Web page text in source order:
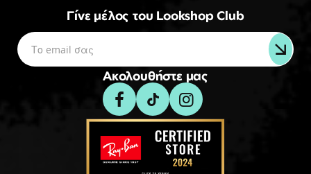
Γίνε μέλος του Lookshop Club
Ακολουθήστε μας